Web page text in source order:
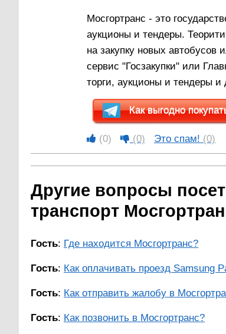
Мосгортранс - это
аукционы и тендеры.
на закупку новых
сервис "Госзакупки" или
торги, аукционы и тендеры и
Как выгодно
(0) (0) Это спам! (0)
Другие вопросы
транспорт
Гость: Где находится Мосгортранс?
Гость: Как оплачивать проезд Samsung
Гость: Как отправить жалобу в
Гость: Как позвонить в Мосгортранс?